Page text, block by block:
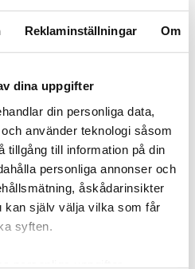
Reklaminställningar Om
dina uppgifter
din personliga data,
använder teknologi såsom
tillgång till information på din
personliga annonser och
åskådarinsikter
kan själv välja vilka som får
syften.
personliga uppgifter
delar föräldrarnas oro över
Föräldrar borde inte
kommer att ha tillräckligt
tänka på frågor
trygghet och
krisen inom
får inte sluta tala om den
ord räcker inte heller
förtjänar så mycket bättre!
som föräldrar med barn på